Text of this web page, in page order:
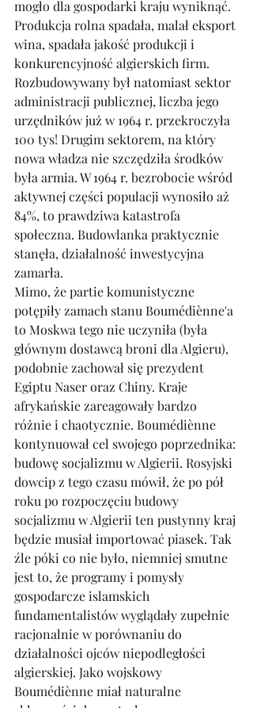
mogło dla gospodarki kraju wyniknąć.
Produkcja rolna spadała, malał eksport
wina, spadała jakość produkcji i
konkurencyjność algierskich firm.
Rozbudowywany był natomiast sektor
administracji publicznej, liczba jego
urzędników już w 1964 r. przekroczyła
100 tys! Drugim sektorem, na który
nowa władza nie szczędziła środków
była armia. W 1964 r. bezrobocie wśród
aktywnej części populacji wynosiło aż
84%, to prawdziwa katastrofa
społeczna. Budowlanka praktycznie
stanęła, działalność inwestycyjna
zamarła.
Mimo, że partie komunistyczne
potępiły zamach stanu Boumédiènne'a
to Moskwa tego nie uczyniła (była
głównym dostawcą broni dla Algieru),
podobnie zachował się prezydent
Egiptu Naser oraz Chiny. Kraje
afrykańskie zareagowały bardzo
różnie i chaotycznie. Boumédiènne
kontynuował cel swojego poprzednika:
budowę socjalizmu w Algierii. Rosyjski
dowcip z tego czasu mówił, że po pół
roku po rozpoczęciu budowy
socjalizmu w Algierii ten pustynny kraj
będzie musiał importować piasek. Tak
źle póki co nie było, niemniej smutne
jest to, że programy i pomysły
gospodarcze islamskich
fundamentalistów wyglądały zupełnie
racjonalnie w porównaniu do
działalności ojców niepodległości
algierskiej. Jako wojskowy
Boumédiènne miał naturalne